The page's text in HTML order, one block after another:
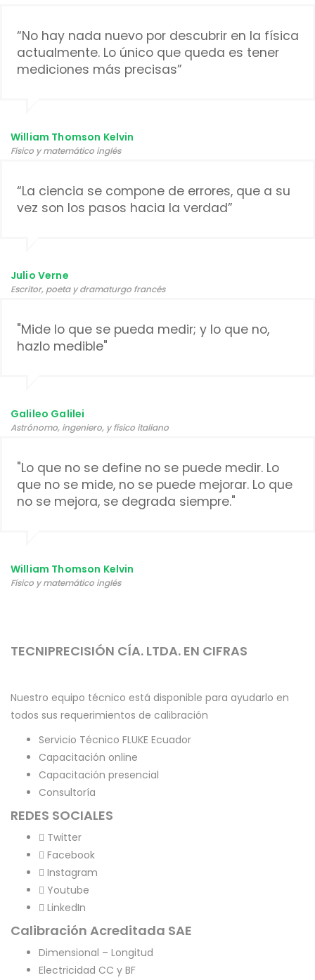
“No hay nada nuevo por descubrir en la física
actualmente. Lo único que queda es tener
mediciones más precisas”
William Thomson Kelvin
Físico y matemático inglés
“La ciencia se compone de errores, que a su
vez son los pasos hacia la verdad”
Julio Verne
Escritor, poeta y dramaturgo francés
"Mide lo que se pueda medir; y lo que no,
hazlo medible"
Galileo Galilei
Astrónomo, ingeniero,​​ y físico italiano
"Lo que no se define no se puede medir. Lo
que no se mide, no se puede mejorar. Lo que
no se mejora, se degrada siempre."
William Thomson Kelvin
Físico y matemático inglés
TECNIPRECISIÓN CÍA. LTDA. EN CIFRAS
Nuestro equipo técnico está disponible para ayudarlo en
todos sus requerimientos de calibración
Servicio Técnico FLUKE Ecuador
Capacitación online
Capacitación presencial
Consultoría
REDES SOCIALES
Twitter
Facebook
Instagram
Youtube
LinkedIn
Calibración Acreditada SAE
Dimensional – Longitud
Electricidad CC y BF